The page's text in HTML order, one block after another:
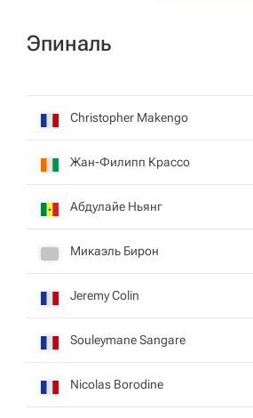
Эпиналь
Christopher Makengo
Жан-Филипп Крассо
Абдулайе Ньянг
Микаэль Бирон
Jeremy Colin
Souleymane Sangare
Nicolas Borodine